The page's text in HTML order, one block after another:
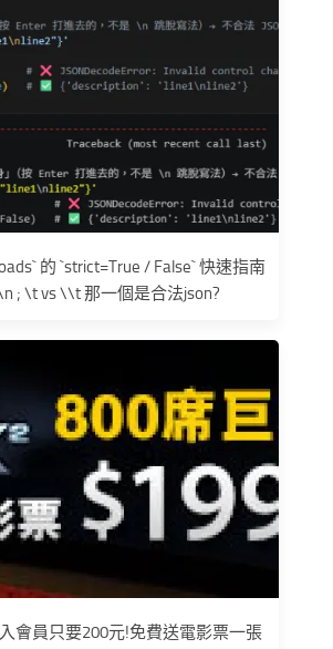
的 `strict=True / False` 快速指南
; \t vs \\t 那一個是合法json?
會員只要200元!免費送電影票一張